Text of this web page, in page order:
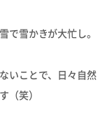
で雪かきが大忙し。
いことで、日々自然
（笑）